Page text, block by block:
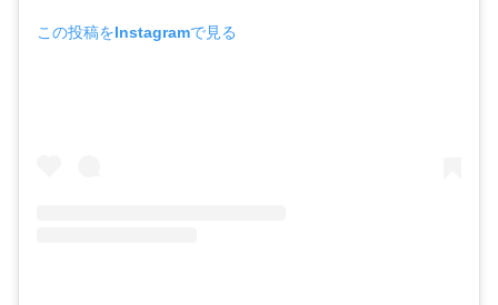
この投稿をInstagramで見る